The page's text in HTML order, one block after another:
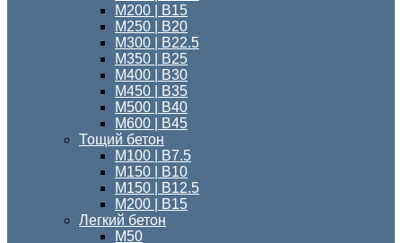
М200 | B15
М250 | B20
М300 | B22.5
М350 | B25
М400 | В30
М450 | В35
М500 | В40
М600 | В45
Тощий бетон
M100 | В7.5
М150 | B10
М150 | B12.5
М200 | В15
Легкий бетон
М50